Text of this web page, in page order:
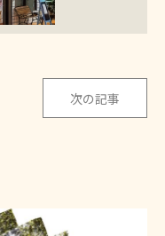
次の記事